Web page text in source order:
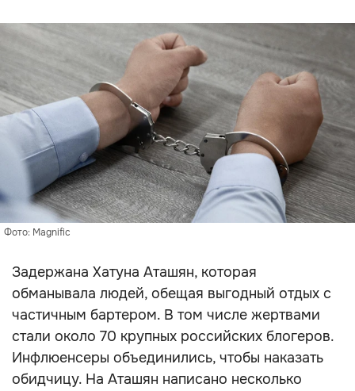
Фото: Magnific
Задержана Хатуна Аташян, которая
обманывала людей, обещая выгодный отдых с
частичным бартером. В том числе жертвами
стали около 70 крупных российских блогеров.
Инфлюенсеры объединились, чтобы наказать
обидчицу. На Аташян написано несколько